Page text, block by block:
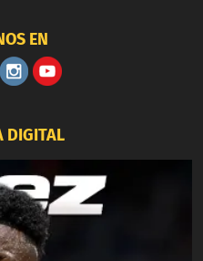
EN
DIGITAL